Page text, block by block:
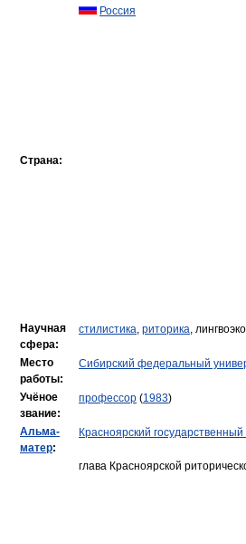
Страна:
Россия
Научная
сфера:
стилистика, риторика,
Место
работы:
Сибирский федеральный
Учёное
звание:
профессор (1983)
Альма-
матер:
Красноярский государственный
глава Красноярской